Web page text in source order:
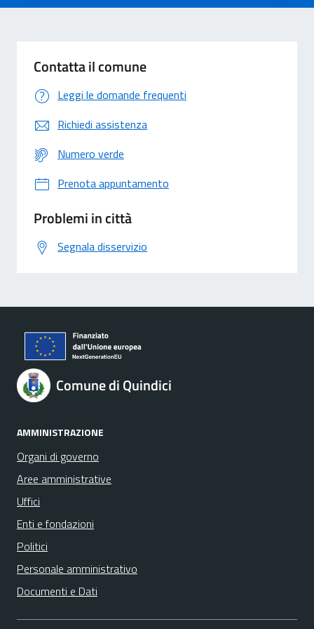
Contatta il comune
Leggi le domande frequenti
Richiedi assistenza
Numero verde
Prenota appuntamento
Problemi in città
Segnala disservizio
Comune di Quindici
AMMINISTRAZIONE
Organi di governo
Aree amministrative
Uffici
Enti e fondazioni
Politici
Personale amministrativo
Documenti e Dati